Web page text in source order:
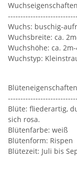
Wuchseigenschaften
Wuchs: buschig-
Wuchsbreite: ca.
Wuchshöhe: ca.
Wuchstyp:
Blüteneigenschaften
Blüte: fliederartig,
sich rosa.
Blütenfarbe: weiß
Blütenform: Rispen
Blütezeit: Juli bis